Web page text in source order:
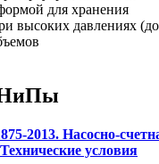
для хранения
высоких давлениях
2013. Насосно-
условия